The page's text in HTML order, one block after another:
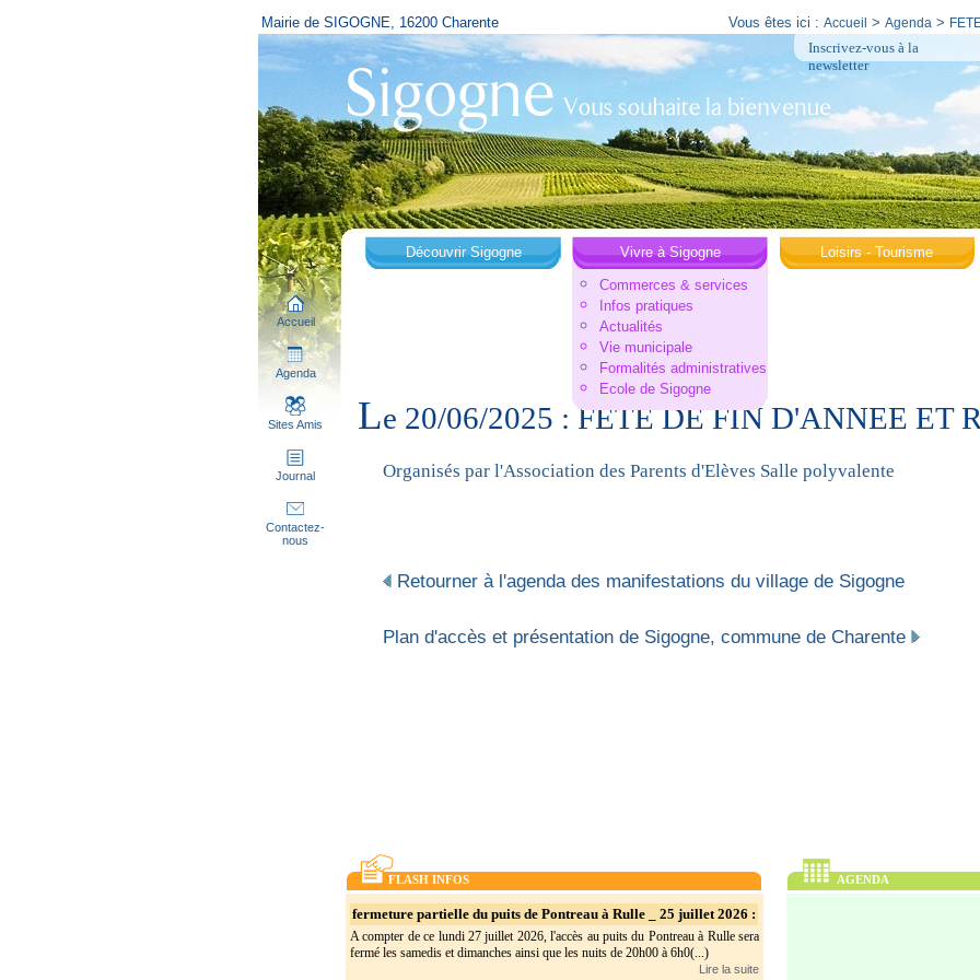
Mairie de SIGOGNE, 16200 Charente Vous êtes ici : Accueil > Agenda >
Inscrivez-vous à la
newsletter
Accueil
Agenda
Sites Amis
Journal
Contactez-
nous
Découvrir Sigogne
Vivre à Sigogne
Commerces & services
Infos pratiques
Actualités
Vie municipale
Formalités administratives
Ecole de Sigogne
Loisirs - Tourisme
Le 20/06/2025 : FETE DE FIN D'ANNEE ET
Organisés par l'Association des Parents d'Elèves Salle polyvalente
Retourner à l'agenda des manifestations du village de Sigogne
Plan d'accès et présentation de Sigogne, commune de Charente
FLASH INFOS AGENDA
fermeture partielle du puits de Pontreau à Rulle _ 25 juillet 2026 :
A compter de ce lundi 27 juillet 2026, l'accès au puits du Pontreau à Rulle sera
fermé les samedis et dimanches ainsi que les nuits de 20h00 à 6h0(...)
Lire la suite